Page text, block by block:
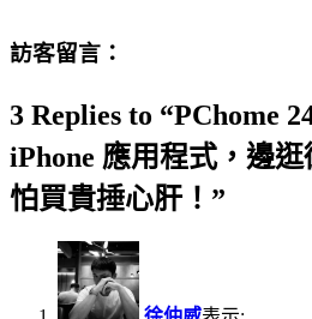
訪客留言：
3 Replies to “PChome
iPhone 應用程式，邊
怕買貴捶心肝！”